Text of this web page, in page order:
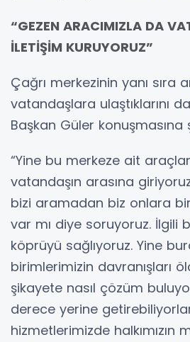
“GEZEN ARACIMIZLA DA
İLETİŞİM KURUYORUZ”
Çağrı merkezinin yanı sıra
vatandaşlara ulaştıklarını
Başkan Güler
“Yine bu merkeze ait
vatandaşın arasına
bizi aramadan biz onlara
var mı diye soruyoruz. İlgili
köprüyü sağlıyoruz. Yine
birimlerimizin davranışları
şikayete nasıl çözüm
derece yerine
hizmetlerimizde halkımızın